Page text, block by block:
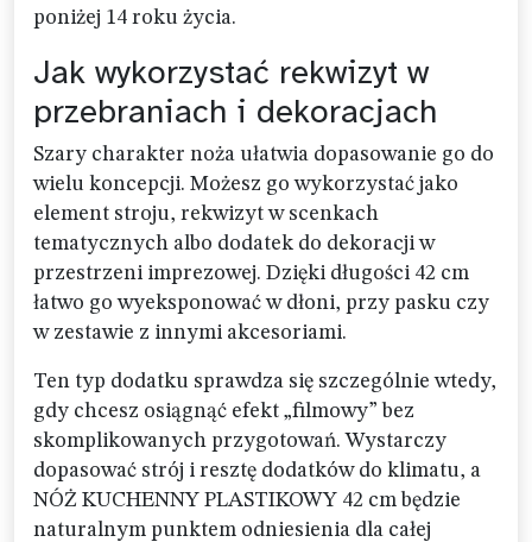
poniżej 14 roku życia.
Jak wykorzystać rekwizyt w
przebraniach i dekoracjach
Szary charakter noża ułatwia dopasowanie go do
wielu koncepcji. Możesz go wykorzystać jako
element stroju, rekwizyt w scenkach
tematycznych albo dodatek do dekoracji w
przestrzeni imprezowej. Dzięki długości 42 cm
łatwo go wyeksponować w dłoni, przy pasku czy
w zestawie z innymi akcesoriami.
Ten typ dodatku sprawdza się szczególnie wtedy,
gdy chcesz osiągnąć efekt „filmowy” bez
skomplikowanych przygotowań. Wystarczy
dopasować strój i resztę dodatków do klimatu, a
NÓŻ KUCHENNY PLASTIKOWY 42 cm będzie
naturalnym punktem odniesienia dla całej